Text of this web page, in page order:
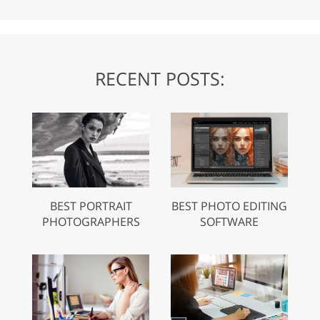
RECENT POSTS:
BEST PORTRAIT
PHOTOGRAPHERS
BEST PHOTO EDITING
SOFTWARE